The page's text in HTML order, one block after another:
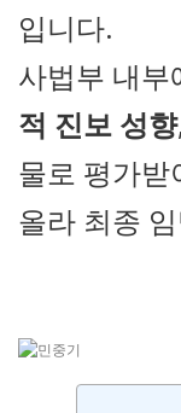
입니다.
사법부 내부
적 진보 성향
물로 평가받
올라 최종